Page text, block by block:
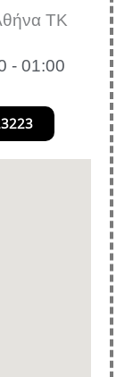
ΤΚ
- 01:00